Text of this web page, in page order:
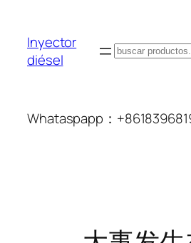
Inyector
diésel
搜
Whataspapp：